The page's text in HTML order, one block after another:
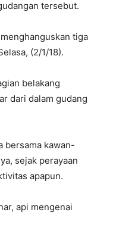
tersebut.
tiga
(2/1/18).
belakang
dari dalam gudang
bersama kawan-
sejak perayaan
apapun.
api mengenai